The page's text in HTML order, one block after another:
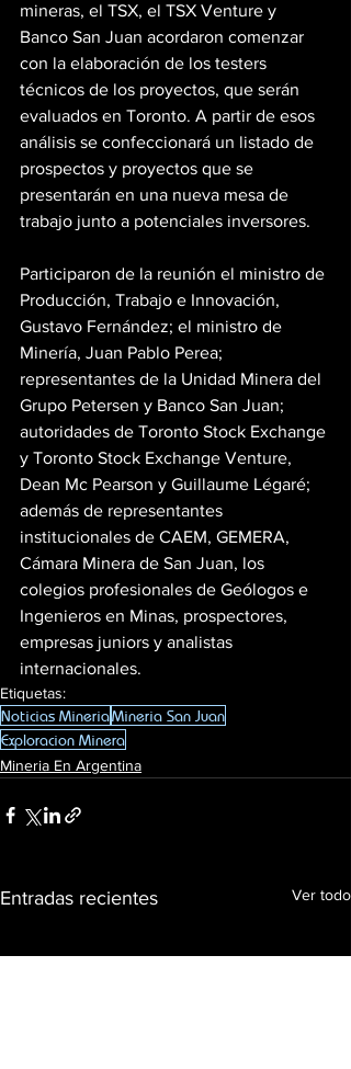
mineras, el TSX, el TSX Venture y
Banco San Juan acordaron comenzar
con la elaboración de los testers
técnicos de los proyectos, que serán
evaluados en Toronto. A partir de esos
análisis se confeccionará un listado de
prospectos y proyectos que se
presentarán en una nueva mesa de
trabajo junto a potenciales inversores.
Participaron de la reunión el ministro de
Producción, Trabajo e Innovación,
Gustavo Fernández; el ministro de
Minería, Juan Pablo Perea;
representantes de la Unidad Minera del
Grupo Petersen y Banco San Juan;
autoridades de Toronto Stock Exchange
y Toronto Stock Exchange Venture,
Dean Mc Pearson y Guillaume Légaré;
además de representantes
institucionales de CAEM, GEMERA,
Cámara Minera de San Juan, los
colegios profesionales de Geólogos e
Ingenieros en Minas, prospectores,
empresas juniors y analistas
internacionales.
Etiquetas:
Noticias MineriaMineria San Juan
Exploracion Minera
Mineria En Argentina
Entradas recientes Ver todo